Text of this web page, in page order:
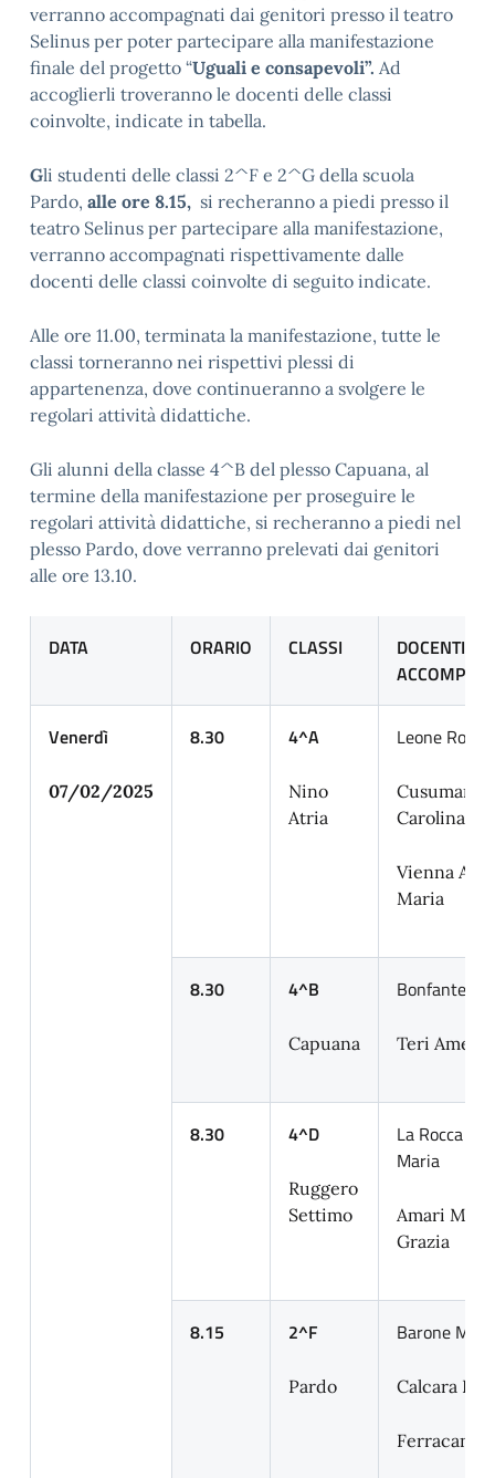
verranno accompagnati dai genitori presso il teatro
Selinus per poter partecipare alla manifestazione
finale del progetto “Uguali e consapevoli”. Ad
accoglierli troveranno le docenti delle classi
coinvolte, indicate in tabella.
Gli studenti delle classi 2^F e 2^G della scuola
Pardo, alle ore 8.15, si recheranno a piedi presso il
teatro Selinus per partecipare alla manifestazione,
verranno accompagnati rispettivamente dalle
docenti delle classi coinvolte di seguito indicate.
Alle ore 11.00, terminata la manifestazione, tutte le
classi torneranno nei rispettivi plessi di
appartenenza, dove continueranno a svolgere le
regolari attività didattiche.
Gli alunni della classe 4^B del plesso Capuana, al
termine della manifestazione per proseguire le
regolari attività didattiche, si recheranno a piedi nel
plesso Pardo, dove verranno prelevati dai genitori
alle ore 13.10.
DATA ORARIO CLASSI
DOCENTI
Venerdì
07/02/2025
8.30 4^A
Nino
Atria
Leone
Cusumano
Carolina
Vienna
Maria
8.30 4^B
Capuana
Bonfante
Teri Amelia
8.30 4^D
Ruggero
Settimo
La Rocca
Maria
Amari
Grazia
8.15 2^F
Pardo
Barone
Calcara
Ferracane